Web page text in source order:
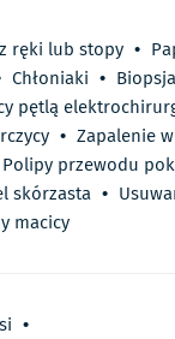
ręki lub stopy •
Chłoniaki •
pętlą
• Zapalenie
Polipy przewodu
skórzasta •
macicy
•